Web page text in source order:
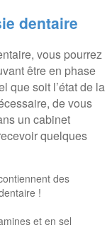
dentaire
vous pourrez
être en phase
que soit l’état de la
de vous
un cabinet
quelques
des
!
et en sel